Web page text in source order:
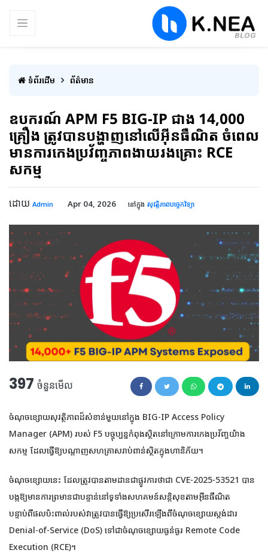
ទំព័រដើម ព័ត៌មាន
ឧបករណ៍ APM F5 BIG-IP ជាង 14,000
គ្រឿង ត្រូវបានបង្ហាញនៅលើអ៊ីនធឺណិត ចំពេល
មានការកេងប្រវ័ញ្ចភាពងាយរងគ្រោះ RCE
សកម្ម
ដោយ Admin Apr 04, 2026 នៅក្នុង សុវត្តិភាពបច្ចេកវិទ្យា
397 ចំនួនមើល
ចំណុចខ្សោយសុវត្ថិភាពដ៏សំខាន់មួយនៅក្នុង BIG-IP Access Policy
Manager (APM) របស់ F5 បច្ចុប្បន្នកំពុងស្ថិតនៅក្រោមការកេងប្រវ័ញ្ចយ៉ាង
សកម្ម ដែលធ្វើឱ្យបណ្តាញសហគ្រាសរាប់ពាន់ស្ថិតក្នុងហានិភ័យ។
ចំណុចខ្សោយនេះ ដែលត្រូវបានតាមដានជាផ្លូវការថាជា CVE-2025-53521 បាន
បង្កឱ្យមានការព្រមានជាបន្ទាន់នៅទូទាំងសហគមន៍សន្តិសុខតាមអ៊ីនធឺណិត
បន្ទាប់ពីផលប៉ះពាល់របស់វាត្រូវបានធ្វើឱ្យប្រសើរឡើងពីចំណុចខ្សោយស្តង់ដារ
Denial-of-Service (DoS) ទៅជាចំណុចខ្សោយធ្ងន់ធ្ងរ Remote Code
Execution (RCE)។